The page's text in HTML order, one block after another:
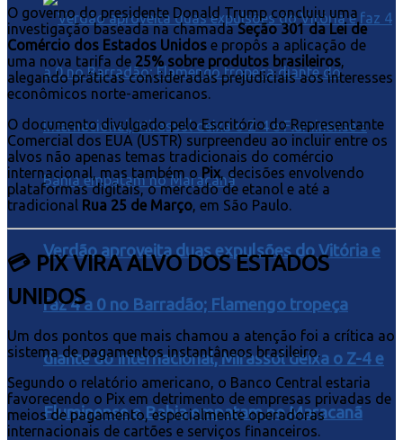
Verdão aproveita duas expulsões do Vitória e
faz 4 a 0 no Barradão; Flamengo tropeça
diante do Internacional, Mirassol deixa o Z-4 e
Fluminense e Bahia empatam no Maracanã
O governo do presidente Donald Trump concluiu uma
investigação baseada na chamadaSeção 301 da Lei de
Comércio dos Estados Unidos e propôs a aplicação de
uma nova tarifa de 25% sobre produtos brasileiros,
alegando práticas consideradas prejudiciais aos interesses
econômicos norte-americanos.
O documento divulgado pelo Escritório do Representante
Comercial dos EUA (USTR) surpreendeu ao incluir entre os
alvos não apenas temas tradicionais do comércio
internacional, mas também o Pix, decisões envolvendo
plataformas digitais, o mercado de etanol e até a
tradicional Rua 25 de Março, em São Paulo.
💳 PIX VIRA ALVO DOS ESTADOS
UNIDOS
Um dos pontos que mais chamou a atenção foi a crítica ao
sistema de pagamentos instantâneos brasileiro.
Segundo o relatório americano, o Banco Central estaria
favorecendo o Pix em detrimento de empresas privadas de
meios de pagamento, especialmente operadoras
internacionais de cartões e serviços financeiros.